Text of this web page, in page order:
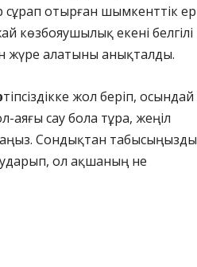
отырған шымкенттік ер
көзбояушылық екені белгілі
жүре алатыны анықталды.
жол беріп, осындай
аяғы сау бола тұра, жеңіл
Сондықтан табысыңызды
ол ақшаның не